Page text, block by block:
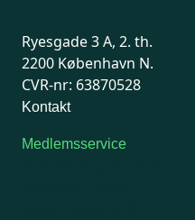
Ryesgade 3 A, 2. th.
2200 København N.
CVR-nr: 63870528
Kontakt
Medlemsservice